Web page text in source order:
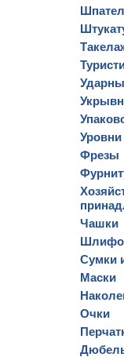
Уровни
Фрезы
Чашки
Сумки
Маски
Очки